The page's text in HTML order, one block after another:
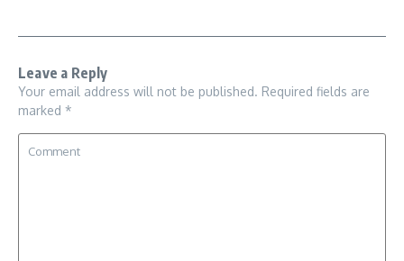
Leave a Reply
Your email address will not be published. Required fields are
marked *